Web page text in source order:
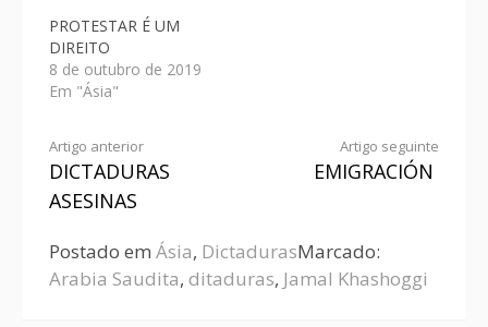
PROTESTAR É UM
DIREITO
8 de outubro de 2019
Em "Ásia"
Artigo anterior
DICTADURAS
ASESINAS
Artigo seguinte
EMIGRACIÓN
Postado em Ásia, DictadurasMarcado:
Arabia Saudita, ditaduras, Jamal Khashoggi